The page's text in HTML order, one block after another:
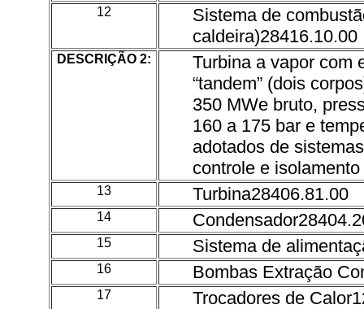
12
Sistema de
caldeira)28416.10.00
DESCRIÇÃO 2:
Turbina a vapor com
“tandem” (dois
350 MWe bruto,
160 a 175 bar e
adotados de
controle e
13 Turbina28406.81.00
14
15 Sistema de
16 Bombas Extração
17 Trocadores de